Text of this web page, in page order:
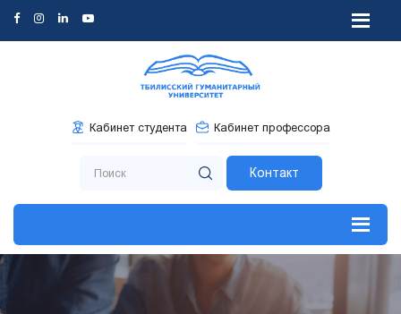
Кабинет студента Кабинет профессора
Контакт